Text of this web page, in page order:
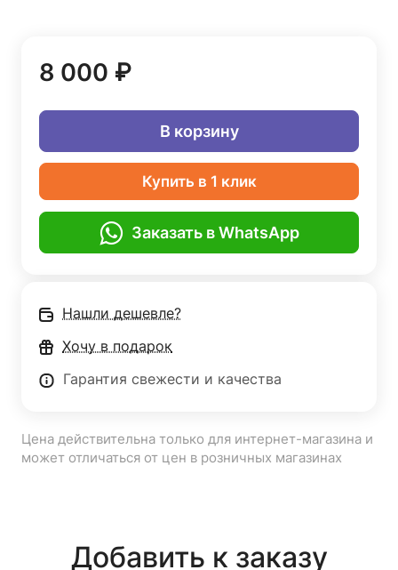
8 000 ₽
В корзину
Купить в 1 клик
Заказать в WhatsApp
Нашли дешевле?
Хочу в подарок
Гарантия свежести и качества
Цена действительна только для интернет-магазина и
может отличаться от цен в розничных магазинах
Добавить к заказу